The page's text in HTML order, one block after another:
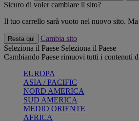
Sicuro di voler cambiare il sito?
Il tuo carrello sarà vuoto nel nuovo sito.
Resta qui
Cambia sito
Seleziona il Paese Seleziona il Paese
Cambiando Paese rimuovi tutti i contenuti
EUROPA
ASIA / PACIFIC
NORD AMERICA
SUD AMERICA
MEDIO ORIENTE
AFRICA